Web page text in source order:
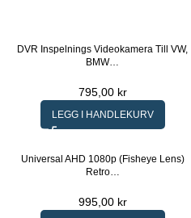
DVR Inspelnings Videokamera Till VW,
BMW…
795,00 kr
LEGG I HANDLEKURV
Universal AHD 1080p (Fisheye Lens)
Retro…
995,00 kr